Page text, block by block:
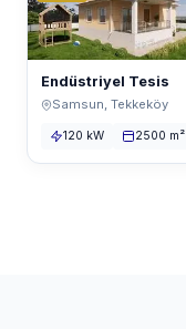
Endüstriyel Tesis
Samsun, Tekkeköy
120 kW 2500 m²